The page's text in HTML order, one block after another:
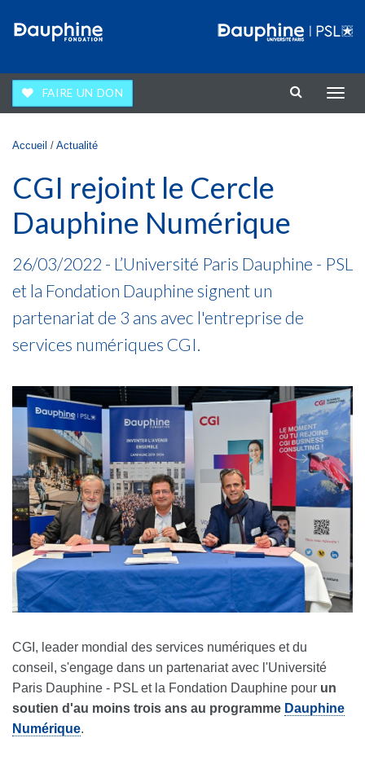
FAIRE UN DON
la
Vous êtes ici
Accueil / Actualité
CGI rejoint le Cercle
Dauphine Numérique
26/03/2022 - L’Université Paris Dauphine - PSL
et la Fondation Dauphine signent un
partenariat de 3 ans avec l'entreprise de
services numériques CGI.
CGI, leader mondial des services numériques et du
conseil, s'engage dans un partenariat avec l'Université
Paris Dauphine - PSL et la Fondation Dauphine pour un
soutien d'au moins trois ans au programme Dauphine
Numérique.